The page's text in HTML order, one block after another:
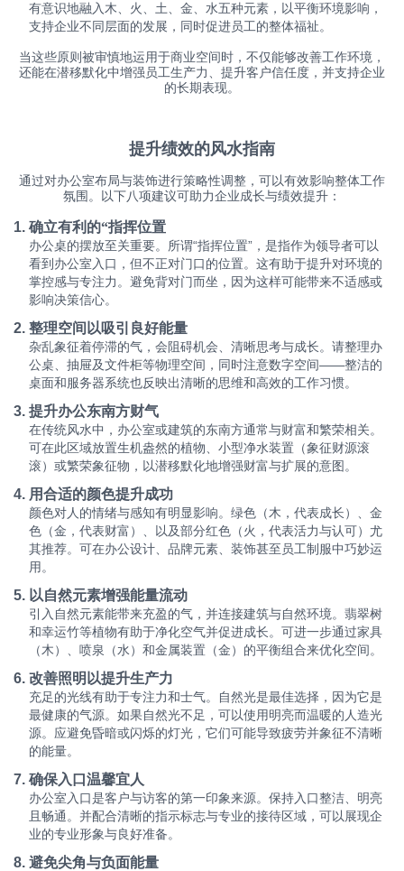
有意识地融入木、火、土、金、水五种元素，以平衡环境影响，
支持企业不同层面的发展，同时促进员工的整体福祉。
当这些原则被审慎地运用于商业空间时，不仅能够改善工作环境，
还能在潜移默化中增强员工生产力、提升客户信任度，并支持企业
的长期表现。
提升绩效的风水指南
通过对办公室布局与装饰进行策略性调整，可以有效影响整体工作
氛围。以下八项建议可助力企业成长与绩效提升：
确立有利的“指挥位置
办公桌的摆放至关重要。所谓“指挥位置”，是指作为领导者可以
看到办公室入口，但不正对门口的位置。这有助于提升对环境的
掌控感与专注力。避免背对门而坐，因为这样可能带来不适感或
影响决策信心。
整理空间以吸引良好能量
杂乱象征着停滞的气，会阻碍机会、清晰思考与成长。请整理办
公桌、抽屉及文件柜等物理空间，同时注意数字空间——整洁的
桌面和服务器系统也反映出清晰的思维和高效的工作习惯。
提升办公东南方财气
在传统风水中，办公室或建筑的东南方通常与财富和繁荣相关。
可在此区域放置生机盎然的植物、小型净水装置（象征财源滚
滚）或繁荣象征物，以潜移默化地增强财富与扩展的意图。
用合适的颜色提升成功
颜色对人的情绪与感知有明显影响。绿色（木，代表成长）、金
色（金，代表财富）、以及部分红色（火，代表活力与认可）尤
其推荐。可在办公设计、品牌元素、装饰甚至员工制服中巧妙运
用。
以自然元素增强能量流动
引入自然元素能带来充盈的气，并连接建筑与自然环境。翡翠树
和幸运竹等植物有助于净化空气并促进成长。可进一步通过家具
（木）、喷泉（水）和金属装置（金）的平衡组合来优化空间。
改善照明以提升生产力
充足的光线有助于专注力和士气。自然光是最佳选择，因为它是
最健康的气源。如果自然光不足，可以使用明亮而温暖的人造光
源。应避免昏暗或闪烁的灯光，它们可能导致疲劳并象征不清晰
的能量。
确保入口温馨宜人
办公室入口是客户与访客的第一印象来源。保持入口整洁、明亮
且畅通。并配合清晰的指示标志与专业的接待区域，可以展现企
业的专业形象与良好准备。
避免尖角与负面能量